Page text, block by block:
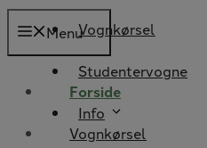
Vognkørsel
Studentervogne
Info
Menu
Forside
Vognkørsel